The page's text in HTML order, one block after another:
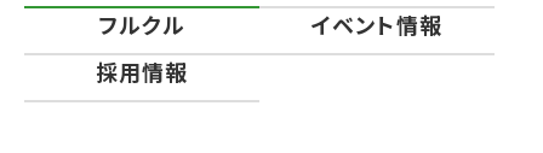
フルクル
イベント情報
採用情報